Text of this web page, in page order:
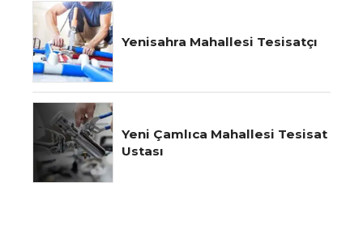
Yenisahra Mahallesi Tesisatçı
Yeni Çamlıca Mahallesi Tesisat
Ustası